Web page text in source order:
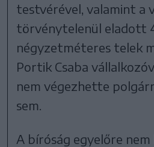
testvérével, valamint a
törvénytelenül eladott
négyzetméteres telek
Portik Csaba
nem végezhette
sem.
A bíróság egyelőre